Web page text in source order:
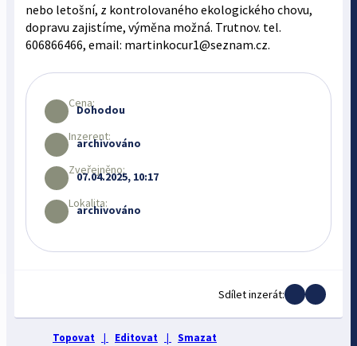
nebo letošní, z kontrolovaného ekologického chovu,
dopravu zajistíme, výměna možná. Trutnov. tel.
606866466, email: martinkocur1@seznam.cz.
Cena:
Dohodou
Inzerent:
archivováno
Zveřejněno:
07.04.2025, 10:17
Lokalita:
archivováno
Sdílet inzerát:
Topovat | Editovat | Smazat